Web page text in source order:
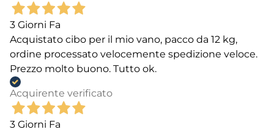
3 Giorni Fa
Acquistato cibo per il mio vano, pacco da 12 kg,
ordine processato velocemente spedizione veloce.
Prezzo molto buono. Tutto ok.
Acquirente verificato
3 Giorni Fa